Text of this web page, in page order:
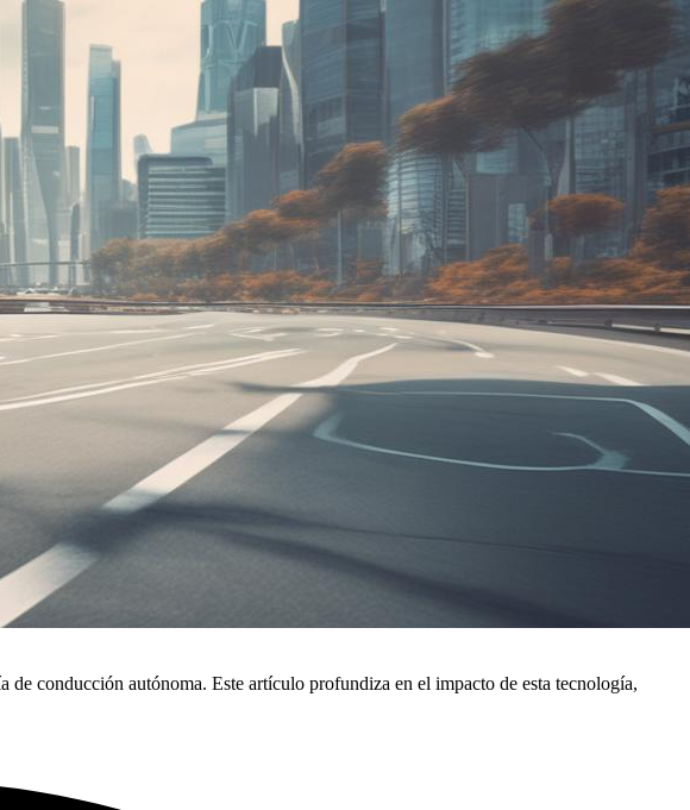
conducción autónoma. Este artículo profundiza en el impacto de esta tecnología,